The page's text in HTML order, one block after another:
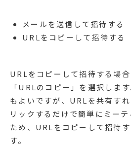
メールを送信して招待する
URLをコピーして招待する
URLをコピーして招待する場
「URLのコピー」を選択しま
もよいですが、URLを共有す
リックするだけで簡単にミー
ため、URLをコピーして招待
す。